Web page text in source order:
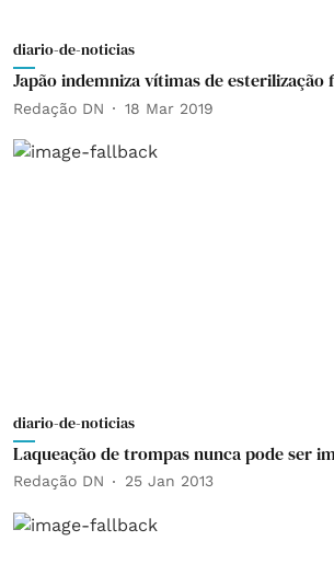
diario-de-noticias
Japão indemniza vítimas de esterilização
Redação DN 18 Mar 2019
diario-de-noticias
Laqueação de trompas nunca pode ser
Redação DN 25 Jan 2013